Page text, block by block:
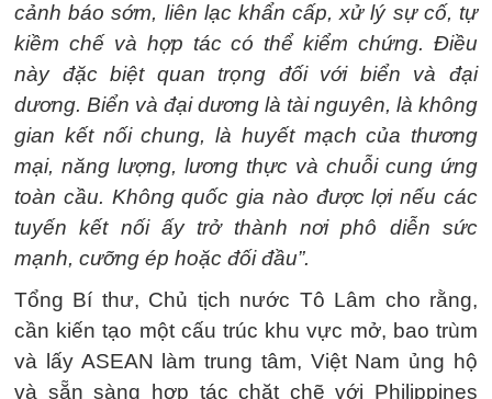
cảnh báo sớm, liên lạc khẩn cấp, xử lý sự cố, tự
kiềm chế và hợp tác có thể kiểm chứng. Điều
này đặc biệt quan trọng đối với biển và đại
dương. Biển và đại dương là tài nguyên, là không
gian kết nối chung, là huyết mạch của thương
mại, năng lượng, lương thực và chuỗi cung ứng
toàn cầu. Không quốc gia nào được lợi nếu các
tuyến kết nối ấy trở thành nơi phô diễn sức
mạnh, cưỡng ép hoặc đối đầu”.
Tổng Bí thư, Chủ tịch nước Tô Lâm cho rằng,
cần kiến tạo một cấu trúc khu vực mở, bao trùm
và lấy ASEAN làm trung tâm, Việt Nam ủng hộ
và sẵn sàng hợp tác chặt chẽ với Philippines